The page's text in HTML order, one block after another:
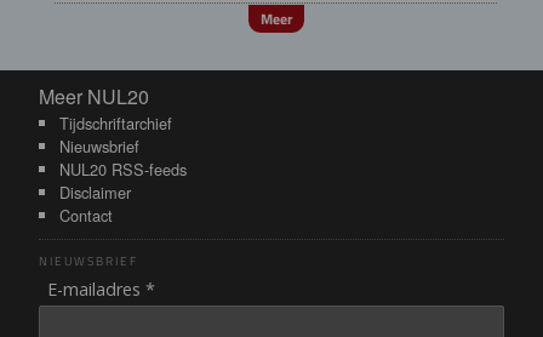
Meer
Meer NUL20
Meer NUL20
Tijdschriftarchief
Nieuwsbrief
NUL20 RSS-feeds
Disclaimer
Contact
NIEUWSBRIEF
E-mailadres *